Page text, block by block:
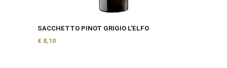
SACCHETTO PINOT GRIGIO L'ELFO
€ 8,10